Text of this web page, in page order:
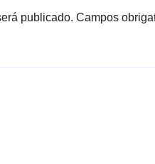
publicado. Campos